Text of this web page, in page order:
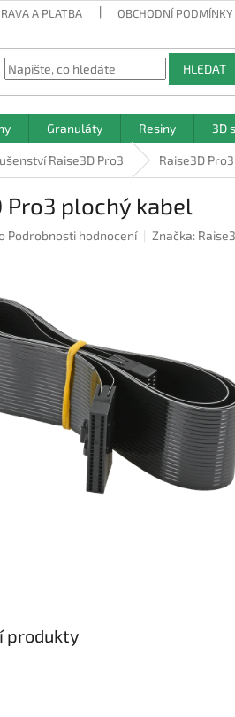
A PLATBA OBCHODNÍ PODMÍNKY
HLEDAT
Granuláty Resiny 3D
Raise3D Pro3 Raise3D
Pro3 plochý kabel
Podrobnosti hodnocení Značka:
produkty